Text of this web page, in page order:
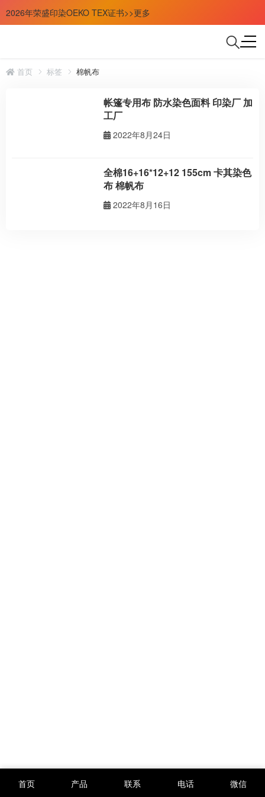
2026年荣盛印染OEKO TEX证书>>更多
首页 标签 棉帆布
帐篷专用布 防水染色面料 印染厂 加
工厂
2022年8月24日
全棉16+16*12+12 155cm 卡其染色
布 棉帆布
2022年8月16日
首页 产品 联系 电话 微信